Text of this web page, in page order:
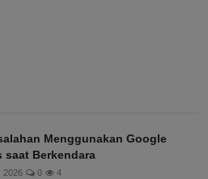
Menggunakan Google
saat Berkendara
2026 0 4